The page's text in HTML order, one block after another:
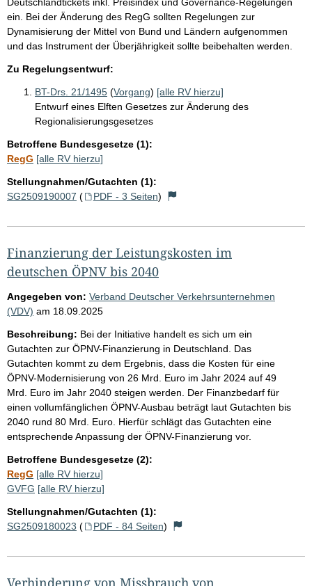
ein. Bei der Änderung des RegG sollten Regelungen zur
Dynamisierung der Mittel von Bund und Ländern aufgenommen
und das Instrument der Überjährigkeit sollte beibehalten werden.
Zu Regelungsentwurf:
BT-Drs. 21/1495 (Vorgang) [alle RV hierzu]
Entwurf eines Elften Gesetzes zur Änderung des
Regionalisierungsgesetzes
Betroffene Bundesgesetze (1):
RegG [alle RV hierzu]
Stellungnahmen/Gutachten (1):
SG2509190007 ( PDF - 3 Seiten)
Finanzierung der Leistungskosten im
deutschen ÖPNV bis 2040
Angegeben von: Verband Deutscher Verkehrsunternehmen
(VDV) am 18.09.2025
Beschreibung: Bei der Initiative handelt es sich um ein
Gutachten zur ÖPNV-Finanzierung in Deutschland. Das
Gutachten kommt zu dem Ergebnis, dass die Kosten für eine
ÖPNV-Modernisierung von 26 Mrd. Euro im Jahr 2024 auf 49
Mrd. Euro im Jahr 2040 steigen werden. Der Finanzbedarf für
einen vollumfänglichen ÖPNV-Ausbau beträgt laut Gutachten bis
2040 rund 80 Mrd. Euro. Hierfür schlägt das Gutachten eine
entsprechende Anpassung der ÖPNV-Finanzierung vor.
Betroffene Bundesgesetze (2):
RegG [alle RV hierzu]
GVFG [alle RV hierzu]
Stellungnahmen/Gutachten (1):
SG2509180023 ( PDF - 84 Seiten)
Verhinderung von Missbrauch von